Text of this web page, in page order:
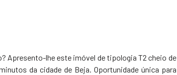
Apresento-lhe este imóvel de tipologia T2 cheio de
da cidade de Beja. Oportunidade única para